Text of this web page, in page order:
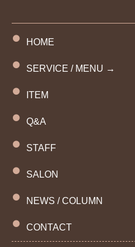
HOME
SERVICE / MENU →
ITEM
Q&A
STAFF
SALON
NEWS / COLUMN
CONTACT